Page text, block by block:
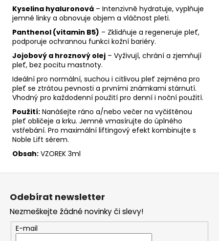
Kyselina hyaluronová – Intenzivně hydratuje, vyplňuje
jemné linky a obnovuje objem a vláčnost pleti.
Panthenol (vitamin B5) – Zklidňuje a regeneruje pleť,
podporuje ochrannou funkci kožní bariéry.
Jojobový a hroznový olej – Vyživují, chrání a zjemňují
pleť, bez pocitu mastnoty.
Ideální pro normální, suchou i citlivou pleť zejména pro
pleť se ztrátou pevnosti a prvními známkami stárnutí.
Vhodný pro každodenní použití pro denní i noční použití.
Použití: Nanášejte ráno a/nebo večer na vyčištěnou
pleť obličeje a krku. Jemně vmasírujte do úplného
vstřebání. Pro maximální liftingový efekt kombinujte s
Noble Lift sérem.
Obsah: VZOREK 3ml
Z
Odebírat newsletter
Nezmeškejte žádné novinky či slevy!
E-mail